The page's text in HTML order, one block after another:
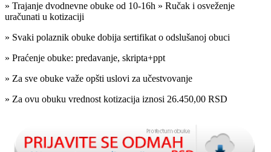
» Trajanje dvodnevne obuke od 10-16h » Ručak i osveženje
uračunati u kotizaciji
» Svaki polaznik obuke dobija sertifikat o odslušanoj obuci
» Praćenje obuke: predavanje, skripta+ppt
» Za sve obuke važe opšti uslovi za učestvovanje
» Za ovu obuku vrednost kotizacija iznosi 26.450,00 RSD